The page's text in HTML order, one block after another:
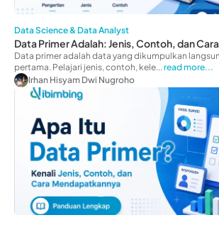
Data Science & Data Analyst
Data Primer Adalah: Jenis, Contoh, dan
Data primer adalah data yang dikumpulkan
pertama. Pelajari jenis, contoh, kele...read more...
Irhan Hisyam Dwi Nugroho